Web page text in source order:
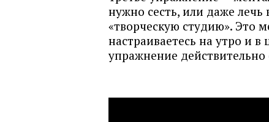
нужно сесть, или даже
«творческую студию». Это
настраиваетесь на утро и в
упражнение